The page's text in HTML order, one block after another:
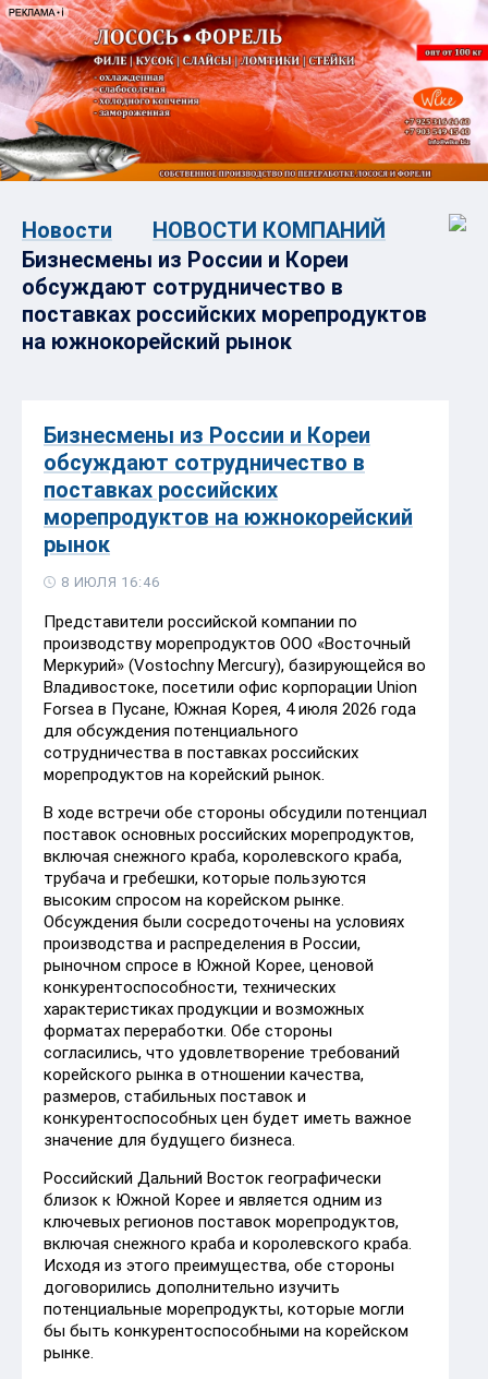
Новости
НОВОСТИ КОМПАНИЙ
Бизнесмены из России и Кореи
обсуждают сотрудничество в
поставках российских морепродуктов
на южнокорейский рынок
Бизнесмены из России и Кореи
обсуждают сотрудничество в
поставках российских
морепродуктов на южнокорейский
рынок
8 ИЮЛЯ 16:46
Представители российской компании по
производству морепродуктов ООО «Восточный
Меркурий» (Vostochny Mercury), базирующейся во
Владивостоке, посетили офис корпорации Union
Forsea в Пусане, Южная Корея, 4 июля 2026 года
для обсуждения потенциального
сотрудничества в поставках российских
морепродуктов на корейский рынок.
В ходе встречи обе стороны обсудили потенциал
поставок основных российских морепродуктов,
включая снежного краба, королевского краба,
трубача и гребешки, которые пользуются
высоким спросом на корейском рынке.
Обсуждения были сосредоточены на условиях
производства и распределения в России,
рыночном спросе в Южной Корее, ценовой
конкурентоспособности, технических
характеристиках продукции и возможных
форматах переработки. Обе стороны
согласились, что удовлетворение требований
корейского рынка в отношении качества,
размеров, стабильных поставок и
конкурентоспособных цен будет иметь важное
значение для будущего бизнеса.
Российский Дальний Восток географически
близок к Южной Корее и является одним из
ключевых регионов поставок морепродуктов,
включая снежного краба и королевского краба.
Исходя из этого преимущества, обе стороны
договорились дополнительно изучить
потенциальные морепродукты, которые могли
бы быть конкурентоспособными на корейском
рынке.